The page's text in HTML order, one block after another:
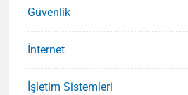
Güvenlik
İnternet
İşletim Sistemleri